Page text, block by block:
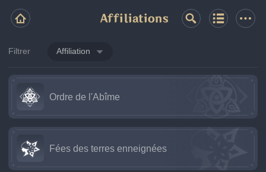
Affiliations
Filtrer Affiliation
Ordre de l'Abîme
Fées des terres enneignées